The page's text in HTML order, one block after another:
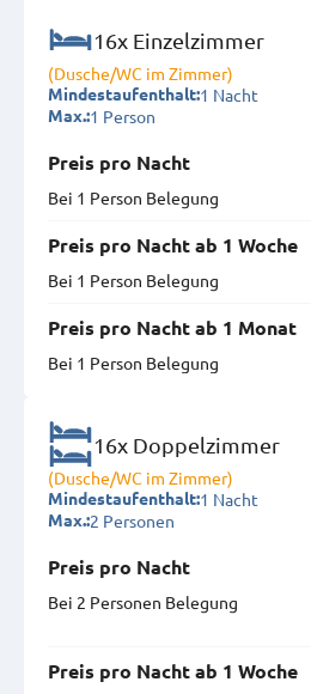
16x Einzelzimmer
(Dusche/WC im Zimmer)
Mindestaufenthalt:1 Nacht
Max.:1 Person
Preis pro Nacht
Bei 1 Person Belegung
Preis pro Nacht ab 1 Woche
Bei 1 Person Belegung
Preis pro Nacht ab 1 Monat
Bei 1 Person Belegung
16x Doppelzimmer
(Dusche/WC im Zimmer)
Mindestaufenthalt:1 Nacht
Max.:2 Personen
Preis pro Nacht
Bei 2 Personen Belegung
Preis pro Nacht ab 1 Woche